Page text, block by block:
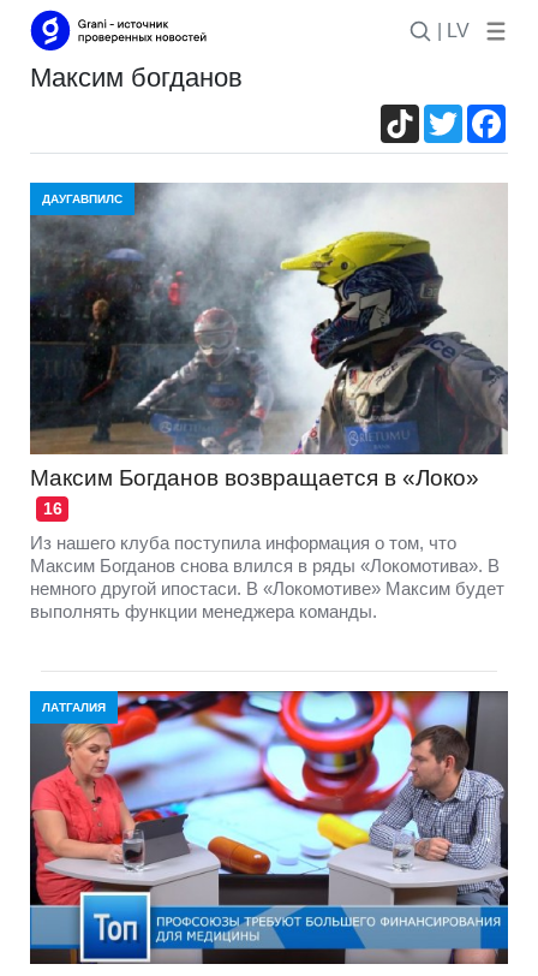
| LV
максим богданов
TikTokTwitter
ДАУГАВПИЛС
Максим Богданов возвращается в «Локо»
16
Из нашего клуба поступила информация о том, что
Максим Богданов снова влился в ряды «Локомотива». В
немного другой ипостаси. В «Локомотиве» Максим будет
выполнять функции менеджера команды.
ЛАТГАЛИЯ